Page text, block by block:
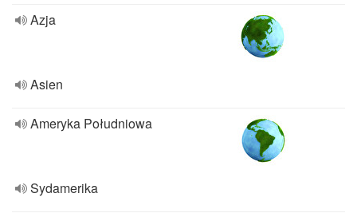
Azja
Asien
Ameryka Południowa
Sydamerika